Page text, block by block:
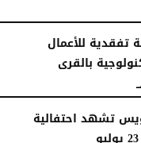
تفقدية للأعمال
بالقرى
تشهد احتفالية